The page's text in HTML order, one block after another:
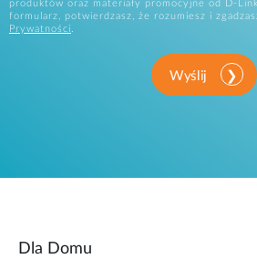
produktów oraz materiały promocyjne od D-
formularz, potwierdzasz, że rozumiesz i
Prywatności.
Wyślij
Dla Domu